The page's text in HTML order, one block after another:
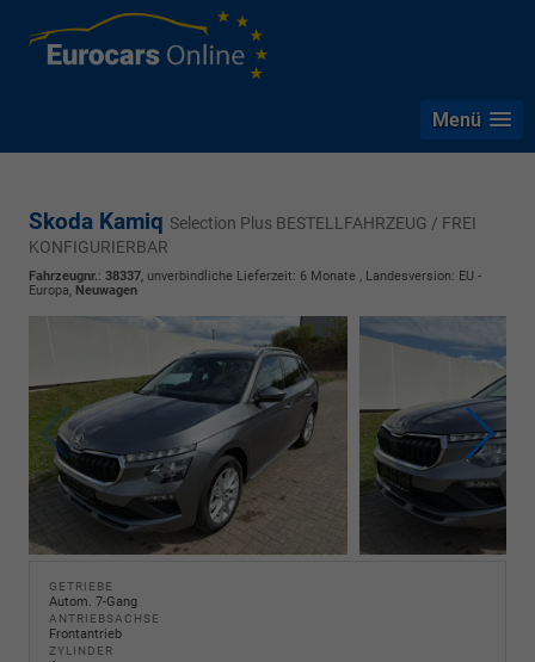
Menü
Skoda Kamiq Selection Plus BESTELLFAHRZEUG / FREI
KONFIGURIERBAR
Fahrzeugnr.: 38337, unverbindliche Lieferzeit: 6 Monate , Landesversion: EU -
Europa, Neuwagen
GETRIEBE
Autom. 7-Gang
ANTRIEBSACHSE
Frontantrieb
ZYLINDER